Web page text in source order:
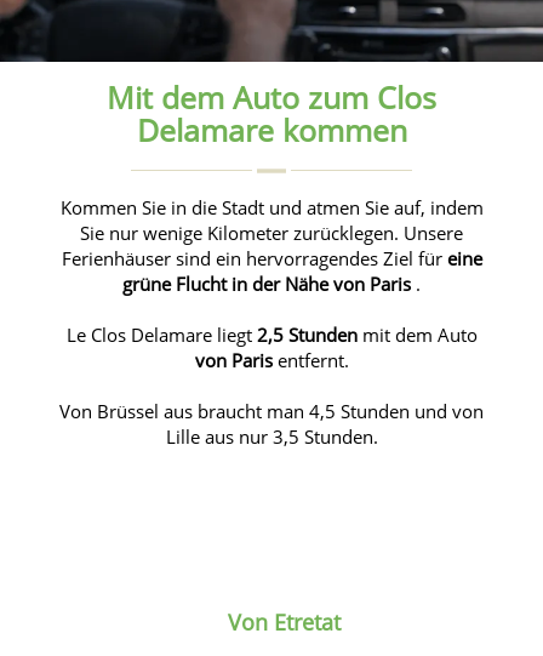
Mit dem Auto zum Clos
Delamare kommen
Kommen Sie in die Stadt und atmen Sie auf, indem
Sie nur wenige Kilometer zurücklegen. Unsere
Ferienhäuser sind ein hervorragendes Ziel für eine
grüne Flucht in der Nähe von Paris .
Le Clos Delamare liegt 2,5 Stundenmit dem Auto
von Parisentfernt.
Von Brüssel aus braucht man 4,5 Stunden und von
Lille aus nur 3,5 Stunden.
Von Etretat